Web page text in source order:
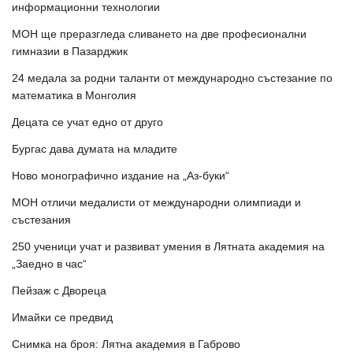
информационни технологии
МОН ще преразгледа сливането на две професионални
гимназии в Пазарджик
24 медала за родни таланти от международно състезание по
математика в Монголия
Децата се учат едно от друго
Бургас дава думата на младите
Ново монографично издание на „Аз-буки“
МОН отличи медалисти от международни олимпиади и
състезания
250 ученици учат и развиват умения в Лятната академия на
„Заедно в час“
Пейзаж с Двореца
Имайки се предвид
Снимка на броя: Лятна академия в Габрово